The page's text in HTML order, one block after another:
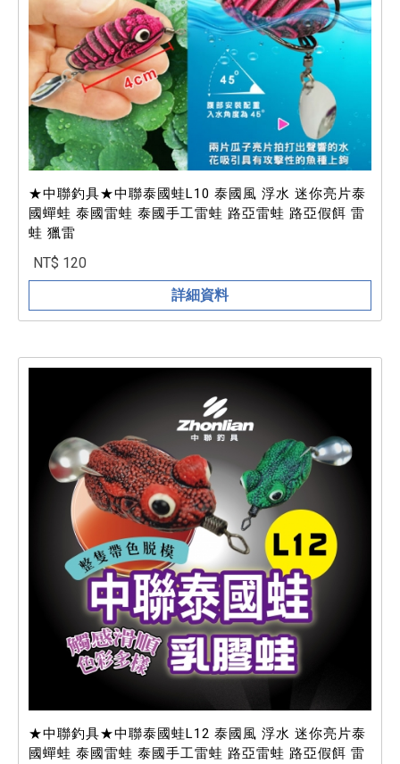
★中聯釣具★中聯泰國蛙L10 泰國風 浮水 迷你亮片泰
國蟬蛙 泰國雷蛙 泰國手工雷蛙 路亞雷蛙 路亞假餌 雷
蛙 獵雷
NT$ 120
詳細資料
★中聯釣具★中聯泰國蛙L12 泰國風 浮水 迷你亮片泰
國蟬蛙 泰國雷蛙 泰國手工雷蛙 路亞雷蛙 路亞假餌 雷